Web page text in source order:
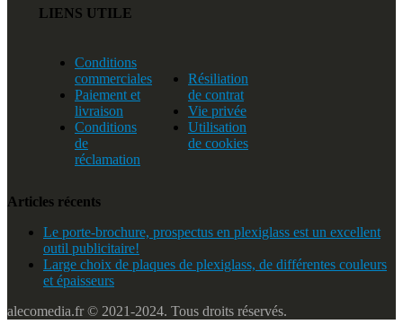
LIENS UTILE
Conditions
commerciales
Paiement et
livraison
Conditions
de
réclamation
Résiliation
de contrat
Vie privée
Utilisation
de cookies
Articles récents
Le porte-brochure, prospectus en plexiglass est un excellent
outil publicitaire!
Large choix de plaques de plexiglass, de différentes couleurs
et épaisseurs
alecomedia.fr © 2021-2024. Tous droits réservés.